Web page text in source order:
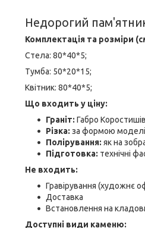
Недорогий пам'ятник
Комплектація та розміри
Стела: 80*40*5;
Тумба: 50*20*15;
Квітник: 80*40*5;
Що входить у ціну:
Граніт: Габро
Різка: за формою моделі
Полірування: як на
Підготовка: технічні
Не входить:
Гравірування (художнє
Доставка
Встановлення на
Доступні види каменю: